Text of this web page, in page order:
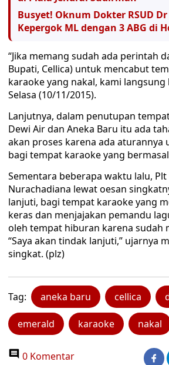
Busyet! Oknum Dokter RSUD
Kepergok ML dengan 3 ABG di
“Jika memang sudah ada perintah
Bupati, Cellica) untuk mencabut
karaoke yang nakal, kami langsung
Selasa (10/11/2015).
Lanjutnya, dalam penutupan
Dewi Air dan Aneka Baru itu ada
akan proses karena ada aturannya
bagi tempat karaoke yang
Sementara beberapa waktu lalu, Plt
Nurachadiana lewat oesan
lanjuti, bagi tempat karaoke yang
keras dan menjajakan pemandu
oleh tempat hiburan karena sudah
“Saya akan tindak lanjuti,” ujarnya
singkat. (plz)
Tag: aneka baru cellica
emerald karaoke nakal
0 Komentar